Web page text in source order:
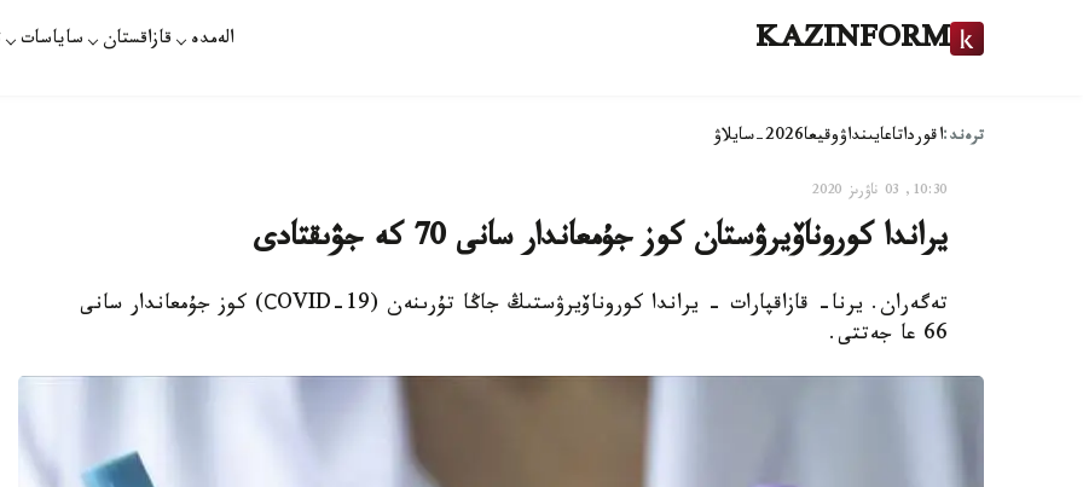
KAZINFORM الەمدە قازاقستان ساياسات
ترەند:اقورداتاعايىنداۋوقيعا2026-سايلاۋ
10:30, 03 ناۋرىز 2020
يراندا كوروناۆيرۋستان كوز جۇمعاندار سانى 70 كە جۋىقتادى
تەگەران. يرنا- قازاقپارات - يراندا كوروناۆيرۋستىڭ جاڭا تۇرىنەن (СOVID-19) كوز جۇمعاندار سانى
66 عا جەتتى.